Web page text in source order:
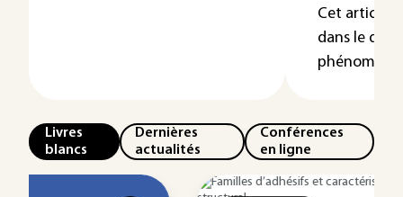
Cet article
dans le
phénomène
Livres
blancs
Dernières
actualités
Conférences
en ligne